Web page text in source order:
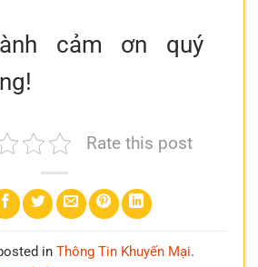
cảm ơn quý
Rate this post
in Thông Tin Khuyến Mại.